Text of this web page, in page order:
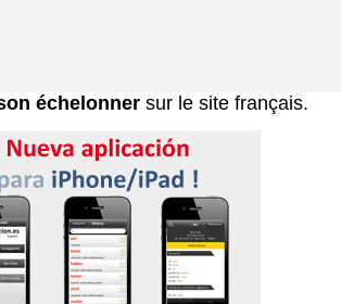
échelonnersur le site français.